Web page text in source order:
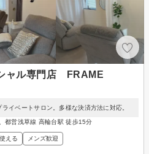
ャル専門店 FRAME
イベートサロン。多様な決済方法に対応。
都営浅草線 高輪台駅 徒歩15分
える メンズ歓迎